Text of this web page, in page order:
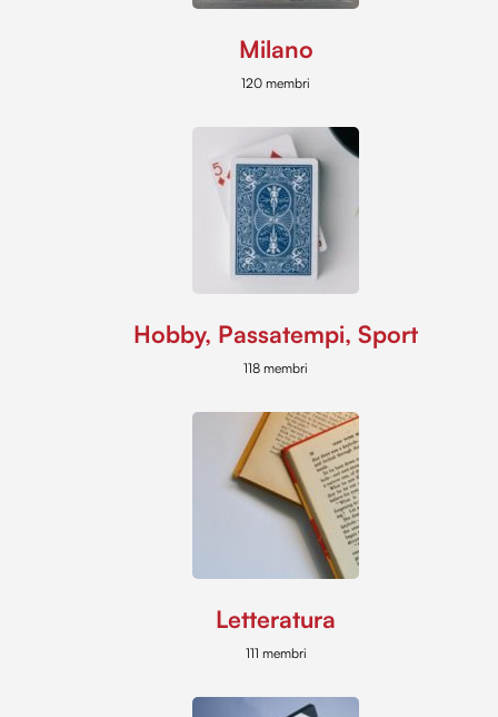
Milano
120 membri
Hobby, Passatempi, Sport
118 membri
Letteratura
111 membri